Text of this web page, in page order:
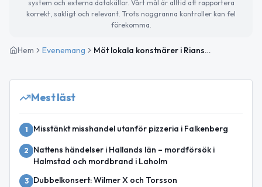
system och externa datakällor. Vårt mål är alltid att rapportera
korrekt, sakligt och relevant. Trots noggranna kontroller kan fel
förekomma.
Hem Evenemang Möt lokala konstnärer i Rians ateljé
Mest läst
1 Misstänkt misshandel utanför pizzeria i Falkenberg
2
Nattens händelser i Hallands län – mordförsök i
Halmstad och mordbrand i Laholm
3 Dubbelkonsert: Wilmer X och Torsson